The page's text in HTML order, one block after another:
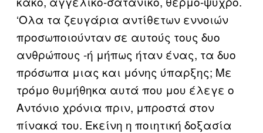
‘Ολα τα ζευγάρια αντίθετων εννοιών
προσωποιούνταν σε αυτούς τους δυο
ανθρώπους -ή μήπως ήταν ένας, τα δυο
πρόσωπα μιας και μόνης ύπαρξης; Με
τρόμο θυμήθηκα αυτά που μου έλεγε ο
Αντόνιο χρόνια πριν, μπροστά στον
πίνακά του. Εκείνη η ποιητική δοξασία